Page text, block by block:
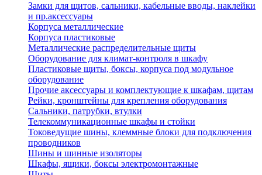
Замки для щитов, сальники, кабельные вводы, наклейки
и пр.аксессуары
Корпуса металлические
Корпуса пластиковые
Металлические распределительные щиты
Оборудование для климат-контроля в шкафу
Пластиковые щиты, боксы, корпуса под модульное
оборудование
Прочие аксессуары и комплектующие к шкафам, щитам
Рейки, кронштейны для крепления оборудования
Сальники, патрубки, втулки
Телекоммуникационные шкафы и стойки
Токоведущие шины, клеммные блоки для подключения
проводников
Шины и шинные изоляторы
Шкафы, ящики, боксы электромонтажные